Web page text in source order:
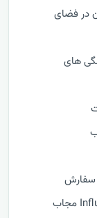
در فضای
های
سفارش
تبلیغات به روش اینفلوئنسری Influencer مجاب